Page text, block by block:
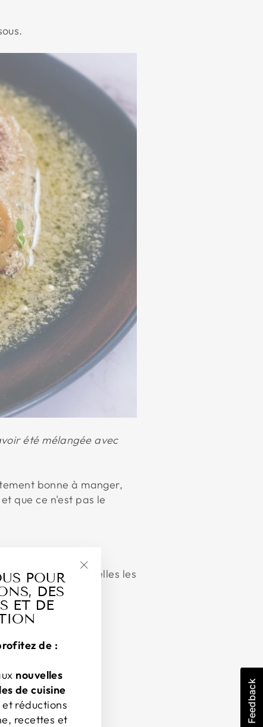
été mélangée avec
bonne à manger,
que ce n'est pas le
parmi lesquelles les
le citron ou la
POUR
DES
ET DE
de :
nouvelles
de cuisine
réductions
recettes et
"Fermer
Feedback